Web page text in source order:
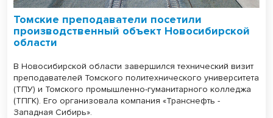
Томские преподаватели посетили
производственный объект Новосибирской
области
В Новосибирской области завершился технический визит
преподавателей Томского политехнического университета
(ТПУ) и Томского промышленно-гуманитарного колледжа
(ТПГК). Его организовала компания «Транснефть -
Западная Сибирь».